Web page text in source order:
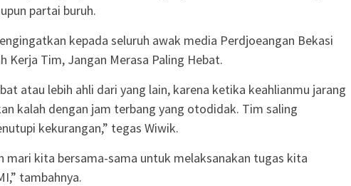
partai buruh.
kepada seluruh awak media Perdjoeangan Bekasi
Kerja Tim, Jangan Merasa Paling Hebat.
atau lebih ahli dari yang lain, karena ketika keahlianmu jarang
kalah dengan jam terbang yang otodidak. Tim saling
kekurangan,” tegas Wiwik.
mari kita bersama-sama untuk melaksanakan tugas kita
tambahnya.